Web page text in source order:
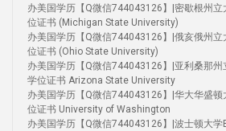
办美国学历【Q微信744043126】|密歇根州立
位证书 (Michigan State University)
办美国学历【Q微信744043126】|俄亥俄州立
位证书 (Ohio State University)
办美国学历【Q微信744043126】|亚利桑那州
学位证书 Arizona State University
办美国学历【Q微信744043126】|华大华盛顿
位证书 University of Washington
办美国学历【Q微信744043126】|波士顿大学